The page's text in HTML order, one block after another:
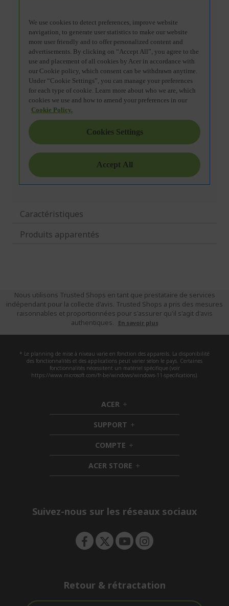
Caractéristiques
Produits apparentés
Nous utilisons Trusted Shops en tant que prestataire de services
indépendant pour la collecte d'avis. Trusted Shops a pris des mesures
raisonnables et proportionnées pour s'assurer qu'il s'agit d'avis
authentiques.
En savoir plus
* Le planning de mise à niveau varie en fonction des appareils. La disponibilité
des fonctionnalités et des applications peut varier selon le pays. Certaines
fonctionnalités nécessitent un matériel spécifique (voir
https://www.microsoft.com/fr-be/windows/windows-11-specifications).
ACER h
i
d
d
e
n
SUPPORT h
i
d
d
e
n
COMPTE h
i
d
d
ACER STORE h
i
e
Suivez-nous sur les réseaux sociaux
Retour & rétractation